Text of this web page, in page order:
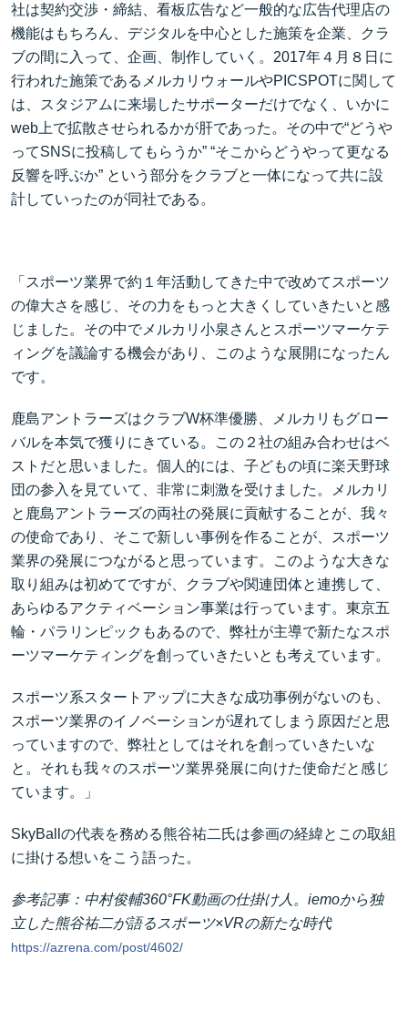
社は契約交渉・締結、看板広告など一般的な広告代理店の
機能はもちろん、デジタルを中心とした施策を企業、クラ
ブの間に入って、企画、制作していく。2017年４月８日に
行われた施策であるメルカリウォールやPICSPOTに関して
は、スタジアムに来場したサポーターだけでなく、いかに
web上で拡散させられるかが肝であった。その中で“どうや
ってSNSに投稿してもらうか” “そこからどうやって更なる
反響を呼ぶか” という部分をクラブと一体になって共に設
計していったのが同社である。
「スポーツ業界で約１年活動してきた中で改めてスポーツ
の偉大さを感じ、その力をもっと大きくしていきたいと感
じました。その中でメルカリ小泉さんとスポーツマーケテ
ィングを議論する機会があり、このような展開になったん
です。
鹿島アントラーズはクラブW杯準優勝、メルカリもグロー
バルを本気で獲りにきている。この２社の組み合わせはベ
ストだと思いました。個人的には、子どもの頃に楽天野球
団の参入を見ていて、非常に刺激を受けました。メルカリ
と鹿島アントラーズの両社の発展に貢献することが、我々
の使命であり、そこで新しい事例を作ることが、スポーツ
業界の発展につながると思っています。このような大きな
取り組みは初めてですが、クラブや関連団体と連携して、
あらゆるアクティベーション事業は行っています。東京五
輪・パラリンピックもあるので、弊社が主導で新たなスポ
ーツマーケティングを創っていきたいとも考えています。
スポーツ系スタートアップに大きな成功事例がないのも、
スポーツ業界のイノベーションが遅れてしまう原因だと思
っていますので、弊社としてはそれを創っていきたいな
と。それも我々のスポーツ業界発展に向けた使命だと感じ
ています。」
SkyBallの代表を務める熊谷祐二氏は参画の経緯とこの取組
に掛ける想いをこう語った。
参考記事：中村俊輔360°FK動画の仕掛け人。iemoから独
立した熊谷祐二が語るスポーツ×VRの新たな時代
https://azrena.com/post/4602/